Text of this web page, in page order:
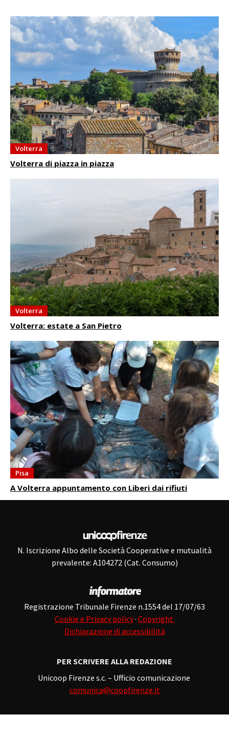
Volterra
Volterra di piazza in piazza
Volterra
Volterra: estate a San Pietro
Pisa
A Volterra appuntamento con Liberi dai rifiuti
N. Iscrizione Albo delle Società Cooperative e mutualità
prevalente: A104272 (Cat. Consumo)
Registrazione Tribunale Firenze n.1554 del 17/07/63
Cookie e Privacy policy· Copyright
Dichiarazione di accessibilità
PER SCRIVERE ALLA REDAZIONE
Unicoop Firenze s.c. – Ufficio comunicazione
comunica@coopfirenze.it